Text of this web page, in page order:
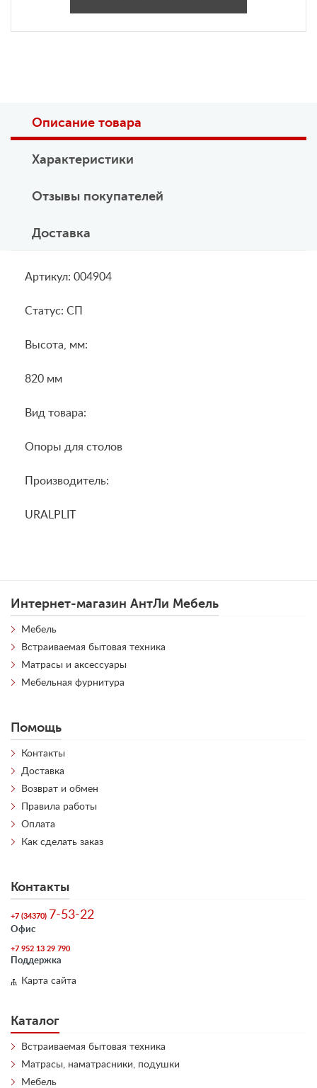
Описание товара
Характеристики
Отзывы покупателей
Доставка
Артикул: 004904
Статус: СП
Высота, мм:
820 мм
Вид товара:
Опоры для столов
Производитель:
URALPLIT
Интернет-магазин АнтЛи Мебель
Мебель
Встраиваемая бытовая техника
Матрасы и аксессуары
Мебельная фурнитура
Помощь
Контакты
Доставка
Возврат и обмен
Правила работы
Оплата
Как сделать заказ
Контакты
+7 (34370) 7-53-22
Офис
+7 952 13 29 790
Поддержка
Карта сайта
Каталог
Встраиваемая бытовая техника
Матрасы, наматрасники, подушки
Мебель